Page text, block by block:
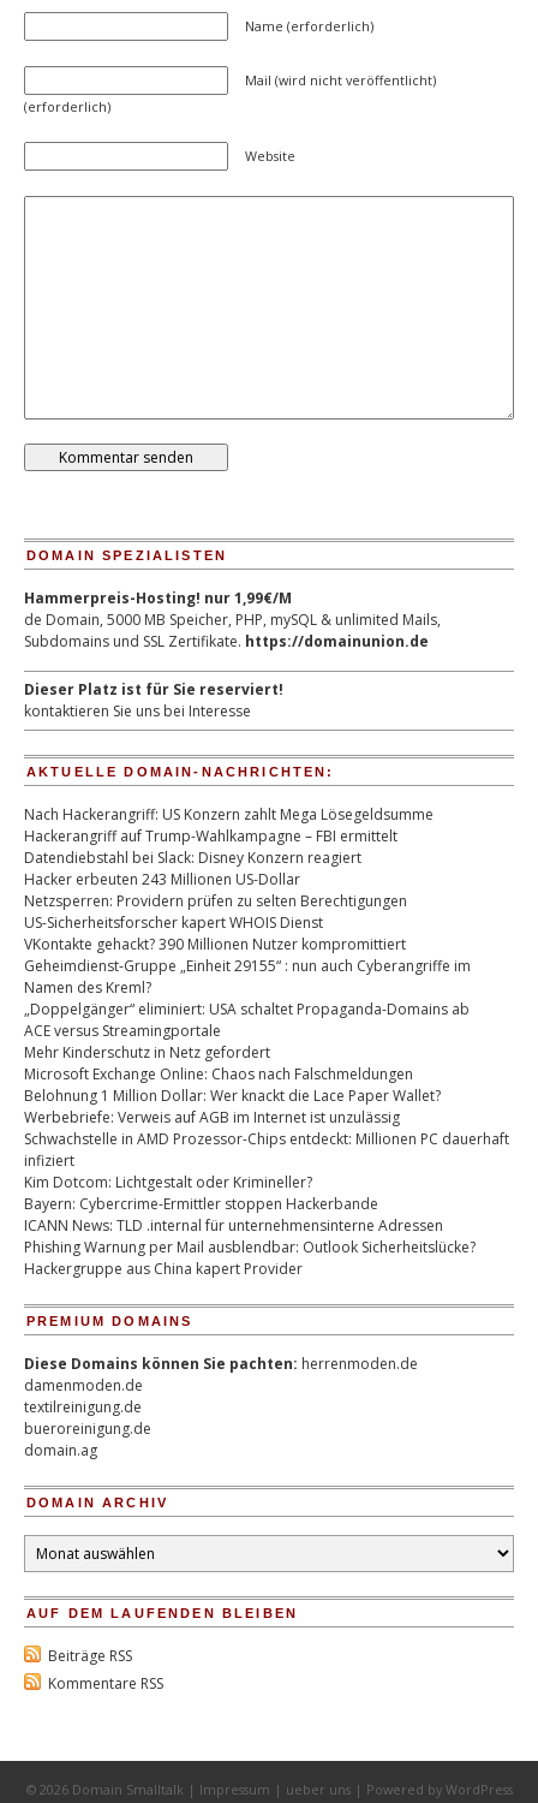
Name (erforderlich)
Mail (wird nicht veröffentlicht)
(erforderlich)
Website
DOMAIN SPEZIALISTEN
Hammerpreis-Hosting! nur 1,99€/M
de Domain, 5000 MB Speicher, PHP, mySQL & unlimited Mails,
Subdomains und SSL Zertifikate. https://domainunion.de
Dieser Platz ist für Sie reserviert!
kontaktieren Sie uns bei Interesse
AKTUELLE DOMAIN-NACHRICHTEN:
Nach Hackerangriff: US Konzern zahlt Mega Lösegeldsumme
Hackerangriff auf Trump-Wahlkampagne – FBI ermittelt
Datendiebstahl bei Slack: Disney Konzern reagiert
Hacker erbeuten 243 Millionen US-Dollar
Netzsperren: Providern prüfen zu selten Berechtigungen
US-Sicherheitsforscher kapert WHOIS Dienst
VKontakte gehackt? 390 Millionen Nutzer kompromittiert
Geheimdienst-Gruppe „Einheit 29155“ : nun auch Cyberangriffe im
Namen des Kreml?
„Doppelgänger“ eliminiert: USA schaltet Propaganda-Domains ab
ACE versus Streamingportale
Mehr Kinderschutz in Netz gefordert
Microsoft Exchange Online: Chaos nach Falschmeldungen
Belohnung 1 Million Dollar: Wer knackt die Lace Paper Wallet?
Werbebriefe: Verweis auf AGB im Internet ist unzulässig
Schwachstelle in AMD Prozessor-Chips entdeckt: Millionen PC dauerhaft
infiziert
Kim Dotcom: Lichtgestalt oder Krimineller?
Bayern: Cybercrime-Ermittler stoppen Hackerbande
ICANN News: TLD .internal für unternehmensinterne Adressen
Phishing Warnung per Mail ausblendbar: Outlook Sicherheitslücke?
Hackergruppe aus China kapert Provider
PREMIUM DOMAINS
Diese Domains können Sie pachten: herrenmoden.de
damenmoden.de
textilreinigung.de
bueroreinigung.de
domain.ag
DOMAIN ARCHIV
Domain
Archiv
AUF DEM LAUFENDEN BLEIBEN
Beiträge RSS
Kommentare RSS
© 2026 Domain Smalltalk | Impressum | ueber uns| Powered by WordPress